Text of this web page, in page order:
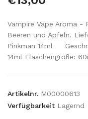
Vampire Vape Aroma -
Beeren und Äpfeln.
Pinkman 14ml
14ml Flaschengröße:
Artikelnr. M00000613
Verfügbarkeit Lagernd